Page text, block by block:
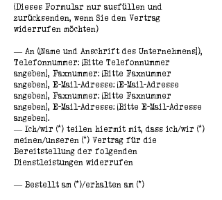
(Dieses Formular nur ausfüllen und
zurücksenden, wenn Sie den Vertrag
widerrufen möchten)
— An ([Name und Anschrift des Unternehmens]),
Telefonnummer: [Bitte Telefonnummer
angeben], Faxnummer: [Bitte Faxnummer
angeben], E-Mail-Adresse: [E-Mail-Adresse
angeben], Faxnummer: [Bitte Faxnummer
angeben], E-Mail-Adresse: [Bitte E-Mail-Adresse
angeben].
— Ich/wir (*) teilen hiermit mit, dass ich/wir (*)
meinen/unseren (*) Vertrag für die
Bereitstellung der folgenden
Dienstleistungen widerrufen
— Bestellt am (*)/erhalten am (*)